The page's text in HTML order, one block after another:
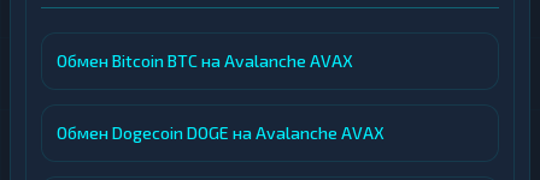
Обмен Bitcoin BTC на Avalanche AVAX
Обмен Dogecoin DOGE на Avalanche AVAX